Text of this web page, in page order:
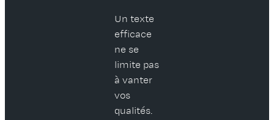
Un texte
efficace
ne se
limite pas
à vanter
vos
qualités.